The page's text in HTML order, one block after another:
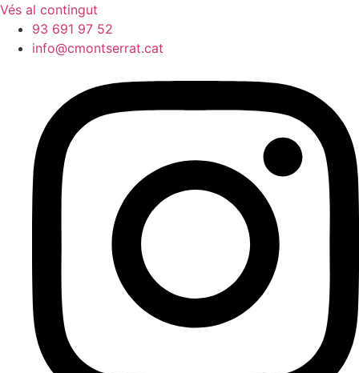
Vés al contingut
93 691 97 52
info@cmontserrat.cat